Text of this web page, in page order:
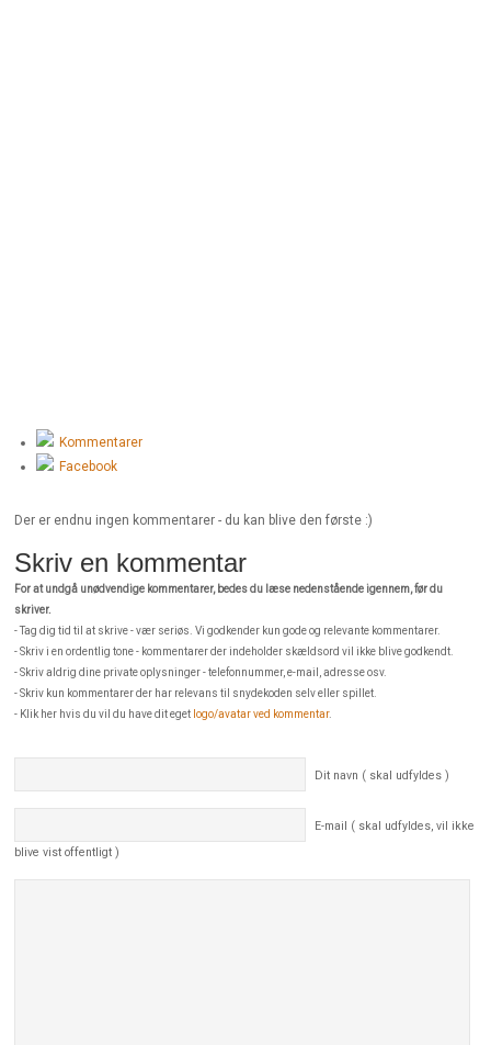
Kommentarer
Facebook
Der er endnu ingen kommentarer - du kan blive den første :)
Skriv en kommentar
For at undgå unødvendige kommentarer, bedes du læse nedenstående igennem, før du
skriver.
- Tag dig tid til at skrive - vær seriøs. Vi godkender kun gode og relevante kommentarer.
- Skriv i en ordentlig tone - kommentarer der indeholder skældsord vil ikke blive godkendt.
- Skriv aldrig dine private oplysninger - telefonnummer, e-mail, adresse osv.
- Skriv kun kommentarer der har relevans til snydekoden selv eller spillet.
- Klik her hvis du vil du have dit eget logo/avatar ved kommentar.
Dit navn ( skal udfyldes )
E-mail ( skal udfyldes, vil ikke
blive vist offentligt )